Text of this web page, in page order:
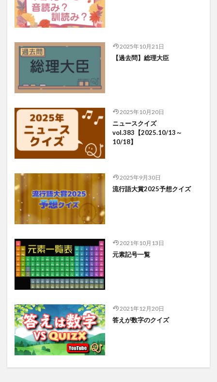
2025年10月21日
【過去問】総理大臣
2025年10月20日
ニュースクイズ
vol.383【2025.10/13～
10/18】
2025年9月30日
流行語大賞2025予想クイズ
2021年10月13日
元素記号一覧
2021年12月20日
答えが数字のクイズ